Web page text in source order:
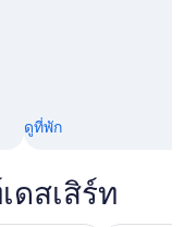
ดูที่พัก
ดสเสิร์ท